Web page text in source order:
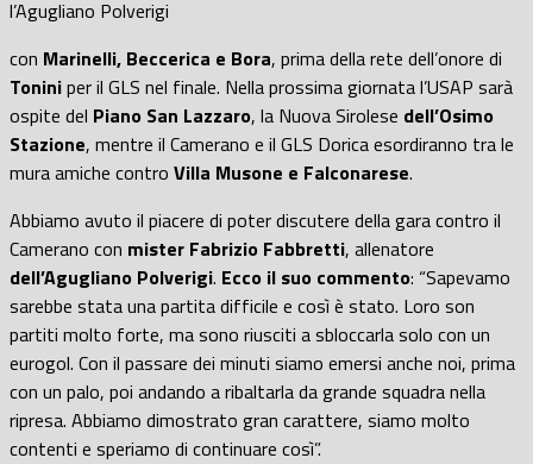
l’Agugliano Polverigi
con Marinelli, Beccerica e Bora, prima della rete dell’onore di
Toniniper il GLS nel finale. Nella prossima giornata l’USAP sarà
ospite del Piano San Lazzaro, la Nuova Sirolese dell’Osimo
Stazione, mentre il Camerano e il GLS Dorica esordiranno tra le
mura amiche contro Villa Musone e Falconarese.
Abbiamo avuto il piacere di poter discutere della gara contro il
Camerano con mister Fabrizio Fabbretti, allenatore
dell’Agugliano Polverigi. Ecco il suo commento: “Sapevamo
sarebbe stata una partita difficile e così è stato. Loro son
partiti molto forte, ma sono riusciti a sbloccarla solo con un
eurogol. Con il passare dei minuti siamo emersi anche noi, prima
con un palo, poi andando a ribaltarla da grande squadra nella
ripresa. Abbiamo dimostrato gran carattere, siamo molto
contenti e speriamo di continuare così”.